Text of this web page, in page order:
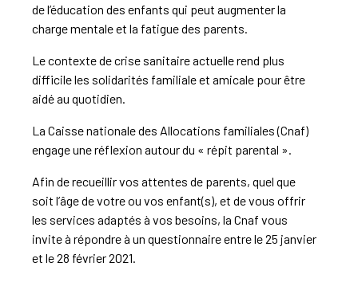
de l’éducation des enfants qui peut augmenter la
charge mentale et la fatigue des parents.
Le contexte de crise sanitaire actuelle rend plus
difficile les solidarités familiale et amicale pour être
aidé au quotidien.
La Caisse nationale des Allocations familiales (Cnaf)
engage une réflexion autour du « répit parental ».
Afin de recueillir vos attentes de parents, quel que
soit l’âge de votre ou vos enfant(s), et de vous offrir
les services adaptés à vos besoins, la Cnaf vous
invite à répondre à un questionnaire entre le 25 janvier
et le 28 février 2021.